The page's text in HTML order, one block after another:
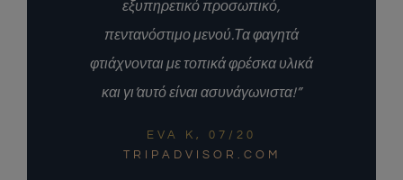
εξυπηρετικό προσωπικό,
πεντανόστιμο μενού.Τα φαγητά
φτιάχνονται με τοπικά φρέσκα υλικά
και γι’αυτό είναι ασυνάγωνιστα!”
EVA K, 07/20
TRIPADVISOR.COM